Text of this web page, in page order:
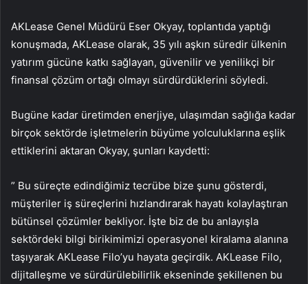
AKLease Genel Müdürü Eser Okyay, toplantıda yaptığı
konuşmada, AKLease olarak, 35 yılı aşkın süredir ülkenin
yatırım gücüne katkı sağlayan, güvenilir ve yenilikçi bir
finansal çözüm ortağı olmayı sürdürdüklerini söyledi.
Bugüne kadar üretimden enerjiye, ulaşımdan sağlığa kadar
birçok sektörde işletmelerin büyüme yolculuklarına eşlik
ettiklerini aktaran Okyay, şunları kaydetti:
” Bu süreçte edindiğimiz tecrübe bize şunu gösterdi,
müşteriler iş süreçlerini hızlandırarak hayatı kolaylaştıran
bütünsel çözümler bekliyor. İşte biz de bu anlayışla
sektördeki bilgi birikimimizi operasyonel kiralama alanına
taşıyarak AKLease Filo’yu hayata geçirdik. AKLease Filo,
dijitalleşme ve sürdürülebilirlik ekseninde şekillenen bu